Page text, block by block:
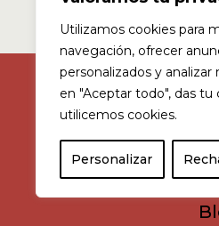
Utilizamos cookies para
navegación, ofrecer
personalizados y
en "Aceptar todo", das
utilicemos cookies.
Personalizar
c/ Agricultura 1,